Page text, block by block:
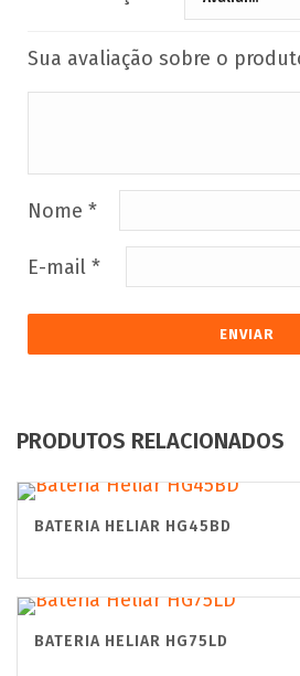
Sua avaliação sobre o
Nome *
E-mail *
PRODUTOS RELACIONADOS
BATERIA HELIAR HG45BD
BATERIA HELIAR HG75LD